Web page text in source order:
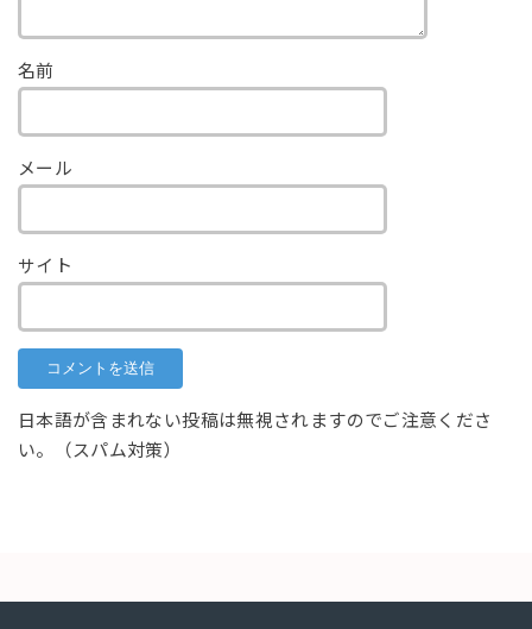
名前
メール
サイト
日本語が含まれない投稿は無視されますのでご注意くださ
い。（スパム対策）